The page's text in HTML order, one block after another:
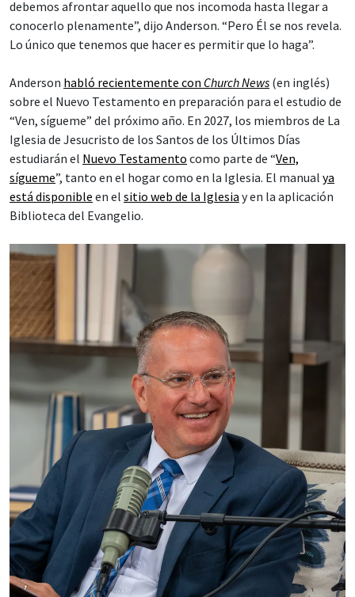
debemos afrontar aquello que nos incomoda hasta llegar a
conocerlo plenamente”, dijo Anderson. “Pero Él se nos revela.
Lo único que tenemos que hacer es permitir que lo haga”.
Anderson habló recientemente con Church News (en inglés)
sobre el Nuevo Testamento en preparación para el estudio de
“Ven, sígueme” del próximo año. En 2027, los miembros de La
Iglesia de Jesucristo de los Santos de los Últimos Días
estudiarán el Nuevo Testamento como parte de “Ven,
sígueme”, tanto en el hogar como en la Iglesia. El manual ya
está disponible en el sitio web de la Iglesia y en la aplicación
Biblioteca del Evangelio.